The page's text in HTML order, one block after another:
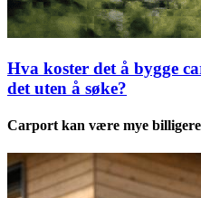
Hva koster det å bygge
det uten å søke?
Carport kan være mye